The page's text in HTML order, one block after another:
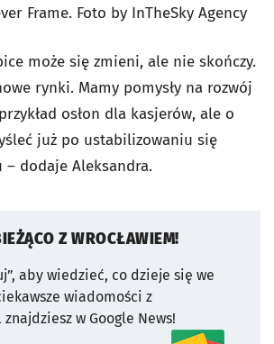
Frame. Foto by InTheSky Agency
może się zmieni, ale nie skończy.
rynki. Mamy pomysły na rozwój
osłon dla kasjerów, ale o
już po ustabilizowaniu się
dodaje Aleksandra.
Z WROCŁAWIEM!
aby wiedzieć, co dzieje się we
wiadomości z
w Google News!